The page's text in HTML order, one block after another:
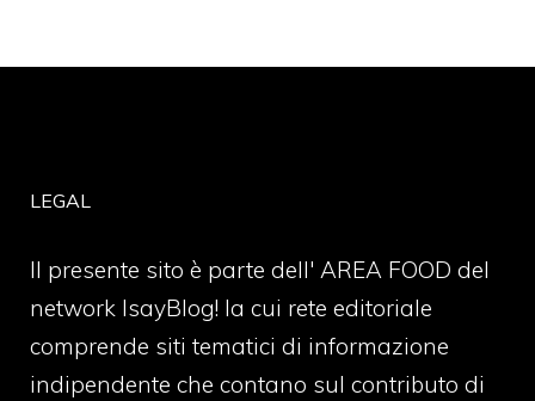
LEGAL
Il presente sito è parte dell' AREA FOOD del
network IsayBlog! la cui rete editoriale
comprende siti tematici di informazione
indipendente che contano sul contributo di